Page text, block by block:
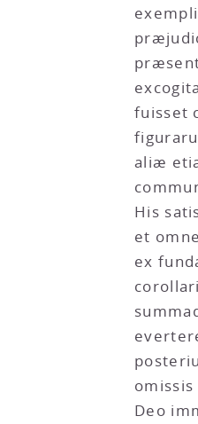
fuisset
aliæ
His
et
ex
Deo